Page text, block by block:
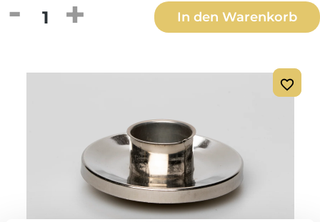
Produkt Anzahl: Gib den gewünschten
In den Warenkorb